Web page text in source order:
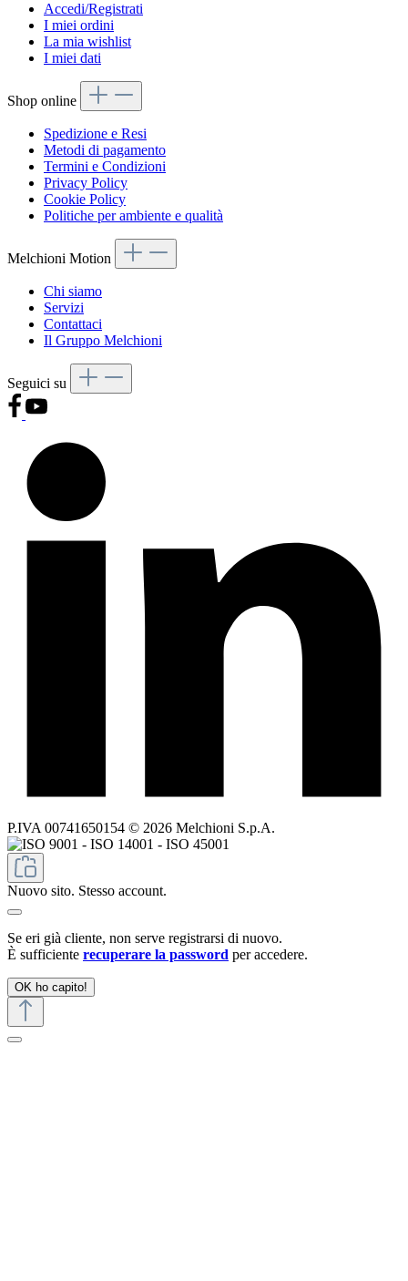
Accedi/Registrati
I miei ordini
La mia wishlist
I miei dati
Shop online
Spedizione e Resi
Metodi di pagamento
Termini e Condizioni
Privacy Policy
Cookie Policy
Politiche per ambiente e qualità
Melchioni Motion
Chi siamo
Servizi
Contattaci
Il Gruppo Melchioni
Seguici su
P.IVA 00741650154 © 2026 Melchioni S.p.A.
Nuovo sito. Stesso account.
Se eri già cliente, non serve registrarsi di nuovo.
È sufficiente recuperare la password per accedere.
OK ho capito!